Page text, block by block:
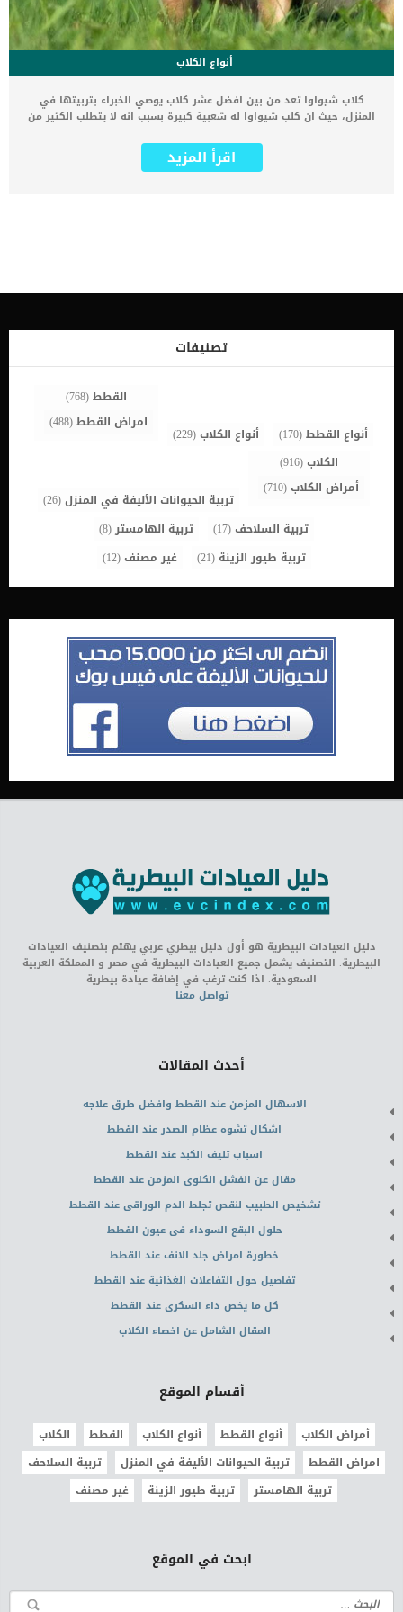
أنواع الكلاب
كلاب شيواوا تعد من بين افضل عشر كلاب يوصي الخبراء بتربيتها في
المنزل، حيث ان كلب شيواوا له شعبية كبيرة بسبب انه لا يتطلب الكثير من
معلومات عن تربية كلاب شيواوا بالتفصيل في المنزل واشهر ألوانها
وانواعها وطرق الاهتمام بها. كلب شيواوا له جاذبيته وسحره الخاص،
شيواوا بكونه أصغر كلب في العالم، ولكن قد يكون لديه أكبر شخصية في
والرائعة كلباً جذاباً للرجال والنساء على حد سواء. هو كلب يعشق عائلته
واصحابه ويحب أن يشاركهم في جميع مناسباتهم واحتفالاتهم ودائما ما
يرغب في الذهاب معك إلى أي مكان. يتميز بشخصيته المرحة والمحبة،
اقرأ المزيد
تصنيفات
أنواع القطط(170) أنواع الكلاب(229)
القطط(768)
امراض القطط(488)
الكلاب(916)
أمراض الكلاب(710)
تربية الحيوانات الأليفة في المنزل(26)
تربية السلاحف(17) تربية الهامستر(8)
تربية طيور الزينة (21) غير مصنف(12)
دليل العيادات البيطرية هو أول دليل بيطري عربي يهتم بتصنيف العيادات
البيطرية. التصنيف يشمل جميع العيادات البيطرية في مصر و المملكة العربية
السعودية. اذا كنت ترغب في إضافة عيادة بيطرية
تواصل معنا
أحدث المقالات
الاسهال المزمن عند القطط وافضل طرق علاجه
اشكال تشوه عظام الصدر عند القطط
اسباب تليف الكبد عند القطط
مقال عن الفشل الكلوى المزمن عند القطط
تشخيص الطبيب لنقص تجلط الدم الوراقى عند القطط
حلول البقع السوداء فى عيون القطط
خطورة امراض جلد الانف عند القطط
تفاصيل حول التفاعلات الغذائية عند القطط
كل ما يخص داء السكرى عند القطط
المقال الشامل عن اخصاء الكلاب
أقسام الموقع
أمراض الكلاب أنواع القطط أنواع الكلاب القطط
الكلاب
امراض القطط
تربية الحيوانات الأليفة في المنزل
تربية السلاحف
تربية الهامستر
تربية طيور الزينة غير مصنف
ابحث في الموقع